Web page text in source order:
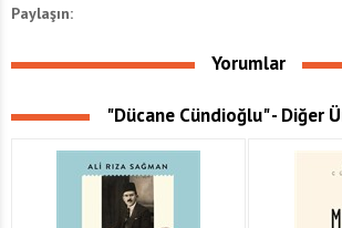
Paylaşın:
Yorumlar
"Dücane Cündioğlu" - Diğer